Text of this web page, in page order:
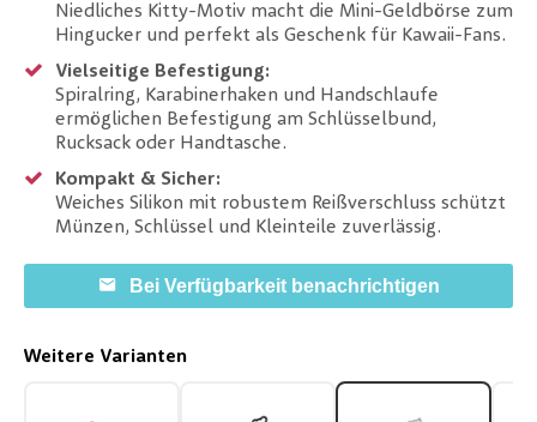
Niedliches Kitty-Motiv macht die Mini-Geldbörse zum
Hingucker und perfekt als Geschenk für Kawaii-Fans.
Vielseitige Befestigung:
Spiralring, Karabinerhaken und Handschlaufe
ermöglichen Befestigung am Schlüsselbund,
Rucksack oder Handtasche.
Kompakt & Sicher:
Weiches Silikon mit robustem Reißverschluss schützt
Münzen, Schlüssel und Kleinteile zuverlässig.
Bei Verfügbarkeit benachrichtigen
Weitere Varianten